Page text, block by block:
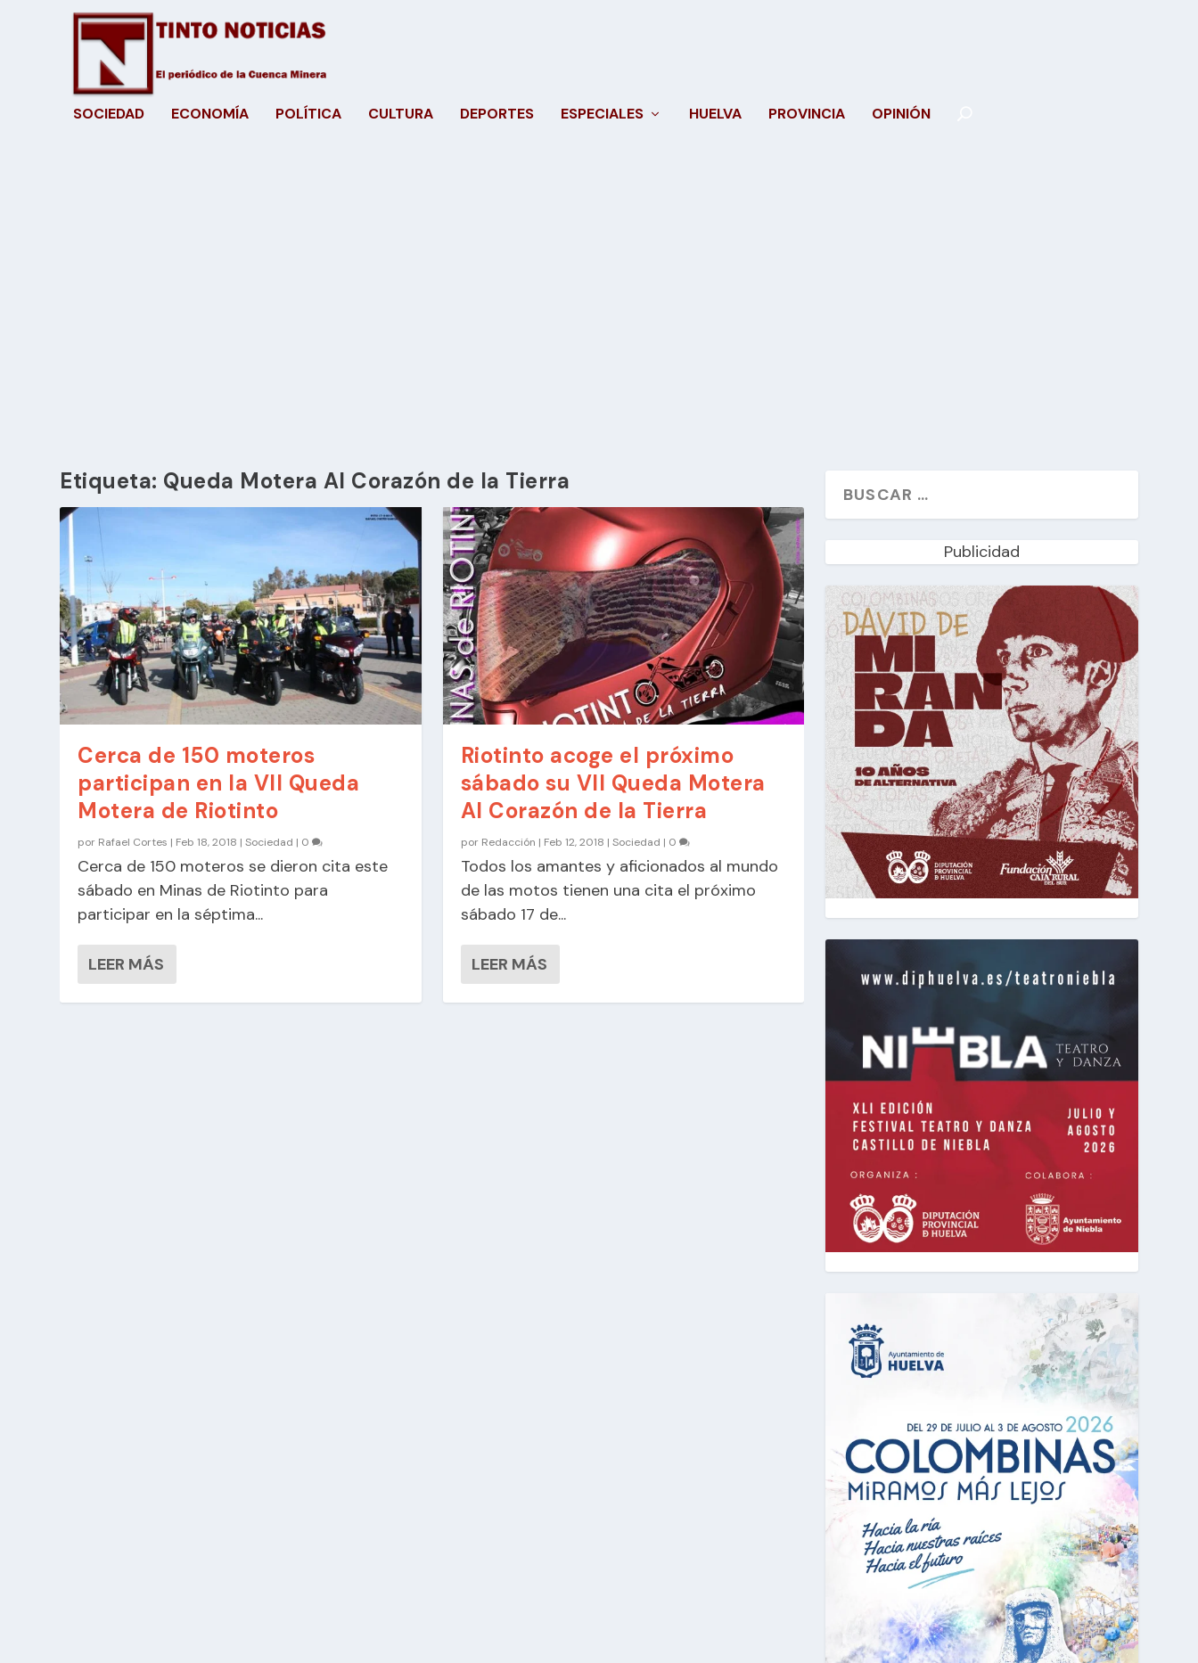
SOCIEDAD ECONOMÍA POLÍTICA CULTURA DEPORTES ESPECIALES HUELVA PROVINCIA OPINIÓN
Etiqueta: Queda Motera Al Corazón de la Tierra
Cerca de 150 moteros
participan en la VII Queda
Motera de Riotinto
por Rafael Cortes | Feb 18, 2018 |Sociedad | 0
Cerca de 150 moteros se dieron cita este
sábado en Minas de Riotinto para
participar en la séptima...
LEER MÁS
Riotinto acoge el próximo
sábado su VII Queda Motera
Al Corazón de la Tierra
por Redacción | Feb 12, 2018 | Sociedad | 0
Todos los amantes y aficionados al mundo
de las motos tienen una cita el próximo
sábado 17 de...
LEER MÁS
Publicidad